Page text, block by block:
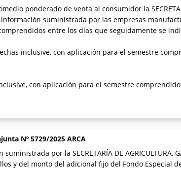
ponderado de venta al consumidor la
información suministrada por las empresas
entre los días que seguidamente se
inclusive, con aplicación para el semestre
con aplicación para el semestre
Nº 5729/2025 ARCA
por la SECRETARÍA DE AGRICULTURA,
y del monto del adicional fijo del Fondo Especial